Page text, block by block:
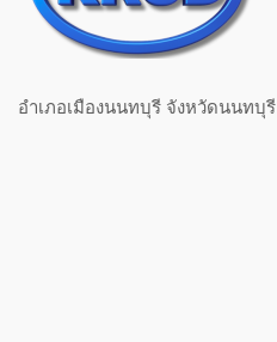
อำเภอเมืองนนทบุรี จังหวัดนนทบุรี